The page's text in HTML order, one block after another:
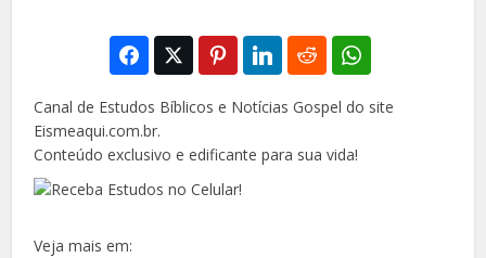
Canal de Estudos Bíblicos e Notícias Gospel do site
Eismeaqui.com.br.
Conteúdo exclusivo e edificante para sua vida!
Veja mais em: